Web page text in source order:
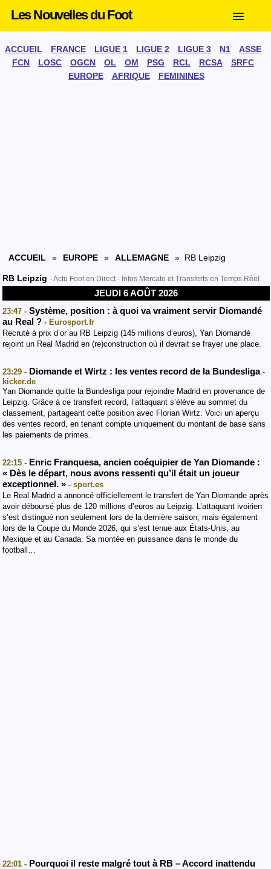
Les Nouvelles du Foot
ACCUEIL FRANCE LIGUE 1 LIGUE 2 LIGUE 3 N1
ASSE
FCN
LOSC OGCN OL OM PSG RCL RCSA
SRFC
EUROPE
AFRIQUE FEMININES
ACCUEIL » EUROPE » ALLEMAGNE » RB Leipzig
RB Leipzig - Actu Foot en Direct - Infos Mercato et Transferts en Temps Réel
JEUDI 6 AOÛT 2026
23:47 - Système, position : à quoi va vraiment servir Diomandé
au Real ? - Eurosport.fr
Recruté à prix d’or au RB Leipzig (145 millions d’euros), Yan Diomandé
rejoint un Real Madrid en (re)construction où il devrait se frayer une place.
23:29 - Diomande et Wirtz : les ventes record de la Bundesliga -
kicker.de
Yan Diomande quitte la Bundesliga pour rejoindre Madrid en provenance de
Leipzig. Grâce à ce transfert record, l’attaquant s’élève au sommet du
classement, partageant cette position avec Florian Wirtz. Voici un aperçu
des ventes record, en tenant compte uniquement du montant de base sans
les paiements de primes.
22:15 - Enric Franquesa, ancien coéquipier de Yan Diomande :
« Dès le départ, nous avons ressenti qu’il était un joueur
exceptionnel. » - sport.es
Le Real Madrid a annoncé officiellement le transfert de Yan Diomande après
avoir déboursé plus de 120 millions d’euros au Leipzig. L’attaquant ivoirien
s’est distingué non seulement lors de la dernière saison, mais également
lors de la Coupe du Monde 2026, qui s’est tenue aux États-Unis, au
Mexique et au Canada. Sa montée en puissance dans le monde du
football…
22:01 - Pourquoi il reste malgré tout à RB – Accord inattendu